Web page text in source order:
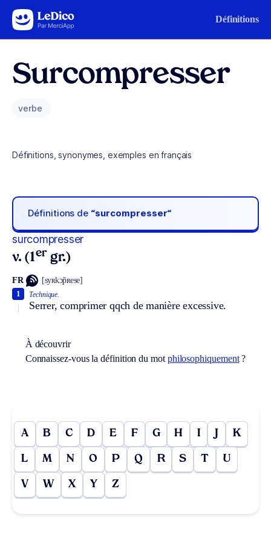
Aller au contenu Définitions
Surcompresser
verbe
Définitions, synonymes, exemples en français
Définitions de “surcompresser“
surcompresser
v. (1er gr.)
FR [syʀkɔ̃pʀese]
Technique.
Serrer, comprimer qqch de manière excessive.
1
À découvrir
Connaissez-vous la définition du mot philosophiquement?
A B C D E F G H I J K
L M N O P Q R S T U
V W X Y Z